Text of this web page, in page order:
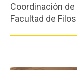
Coordinación
Facultad de